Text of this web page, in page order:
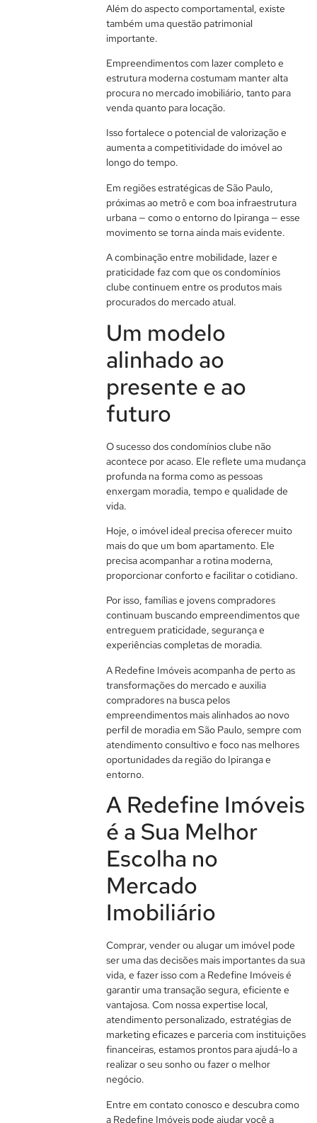
Além do aspecto comportamental, existe
também uma questão patrimonial
importante.
Empreendimentos com lazer completo e
estrutura moderna costumam manter alta
procura no mercado imobiliário, tanto para
venda quanto para locação.
Isso fortalece o potencial de valorização e
aumenta a competitividade do imóvel ao
longo do tempo.
Em regiões estratégicas de São Paulo,
próximas ao metrô e com boa infraestrutura
urbana — como o entorno do Ipiranga — esse
movimento se torna ainda mais evidente.
A combinação entre mobilidade, lazer e
praticidade faz com que os condomínios
clube continuem entre os produtos mais
procurados do mercado atual.
Um modelo
alinhado ao
presente e ao
futuro
O sucesso dos condomínios clube não
acontece por acaso. Ele reflete uma mudança
profunda na forma como as pessoas
enxergam moradia, tempo e qualidade de
vida.
Hoje, o imóvel ideal precisa oferecer muito
mais do que um bom apartamento. Ele
precisa acompanhar a rotina moderna,
proporcionar conforto e facilitar o cotidiano.
Por isso, famílias e jovens compradores
continuam buscando empreendimentos que
entreguem praticidade, segurança e
experiências completas de moradia.
A Redefine Imóveis acompanha de perto as
transformações do mercado e auxilia
compradores na busca pelos
empreendimentos mais alinhados ao novo
perfil de moradia em São Paulo, sempre com
atendimento consultivo e foco nas melhores
oportunidades da região do Ipiranga e
entorno.
A Redefine Imóveis
é a Sua Melhor
Escolha no
Mercado
Imobiliário
Comprar, vender ou alugar um imóvel pode
ser uma das decisões mais importantes da sua
vida, e fazer isso com a Redefine Imóveis é
garantir uma transação segura, eficiente e
vantajosa. Com nossa expertise local,
atendimento personalizado, estratégias de
marketing eficazes e parceria com instituições
financeiras, estamos prontos para ajudá-lo a
realizar o seu sonho ou fazer o melhor
negócio.
Entre em contato conosco e descubra como
a Redefine Imóveis pode ajudar você a